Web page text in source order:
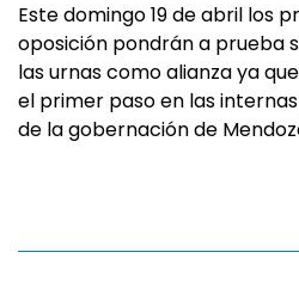
Este domingo 19 de abril los
oposición pondrán a prueba
las urnas como alianza ya
el primer paso en las
de la gobernación de